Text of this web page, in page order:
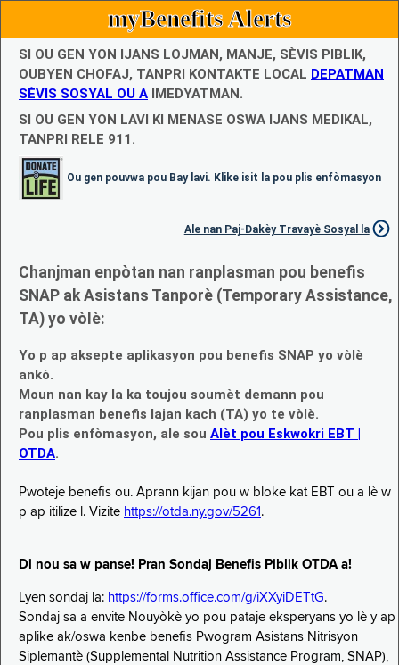
myBenefits Alerts
SI OU GEN YON IJANS LOJMAN, MANJE, SÈVIS PIBLIK,
OUBYEN CHOFAJ, TANPRI KONTAKTE LOCAL DEPATMAN
SÈVIS SOSYAL OU A IMEDYATMAN.
SI OU GEN YON LAVI KI MENASE OSWA IJANS MEDIKAL,
TANPRI RELE 911.
Ou gen pouvwa pou Bay lavi. Klike isit la pou plis enfòmasyon
Ale nan Paj-Dakèy Travayè Sosyal la
Chanjman enpòtan nan ranplasman pou benefis
SNAP ak Asistans Tanporè (Temporary Assistance,
TA) yo vòlè:
Yo p ap aksepte aplikasyon pou benefis SNAP yo vòlè
ankò.
Moun nan kay la ka toujou soumèt demann pou
ranplasman benefis lajan kach (TA) yo te vòlè.
Pou plis enfòmasyon, ale sou Alèt pou Eskwokri EBT |
OTDA.
Pwoteje benefis ou. Aprann kijan pou w bloke kat EBT ou a lè w
p ap itilize l. Vizite https://otda.ny.gov/5261 .
Di nou sa w panse! Pran Sondaj Benefis Piblik OTDA a!
Lyen sondaj la: https://forms.office.com/g/iXXyiDETtG.
Sondaj sa a envite Nouyòkè yo pou pataje eksperyans yo lè y ap
aplike ak/oswa kenbe benefis Pwogram Asistans Nitrisyon
Siplemantè (Supplemental Nutrition Assistance Program, SNAP),